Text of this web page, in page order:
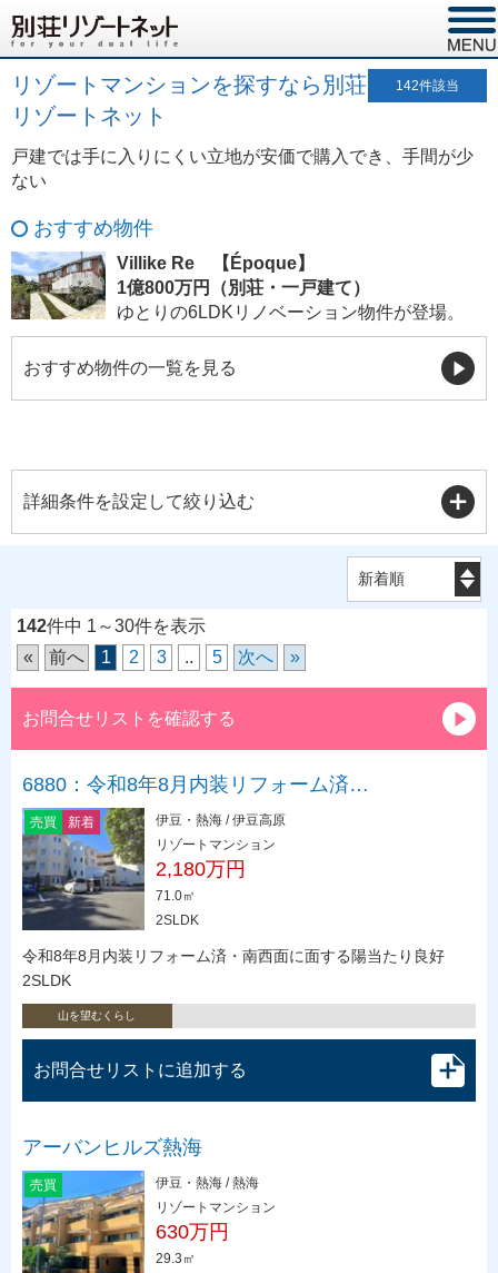
リゾートマンションを探すなら別荘
リゾートネット
142件該当
戸建では手に入りにくい立地が安価で購入でき、手間が少
ない
おすすめ物件
Villike Re 【Époque】
1億800万円（別荘・一戸建て）
ゆとりの6LDKリノベーション物件が登場。
おすすめ物件の一覧を見る
詳細条件を設定して絞り込む
142件中 1～30件を表示
«
前へ 1 2 3 .. 5 次へ »
お問合せリストを確認する
6880：令和8年8月内装リフォーム済…
売買 新着
伊豆・熱海 / 伊豆高原
リゾートマンション
2,180万円
71.0㎡
2SLDK
令和8年8月内装リフォーム済・南西面に面する陽当たり良好
2SLDK
山を望むくらし
お問合せリストに追加する
アーバンヒルズ熱海
売買
伊豆・熱海 / 熱海
リゾートマンション
630万円
29.3㎡